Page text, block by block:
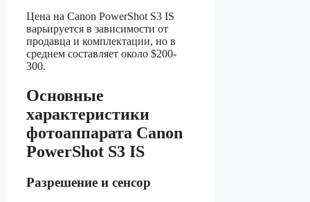
Цена на Canon PowerShot S3 IS
варьируется в зависимости от
продавца и комплектации, но в
среднем составляет около $200-
300.
Основные
характеристики
фотоаппарата Canon
PowerShot S3 IS
Разрешение и сенсор